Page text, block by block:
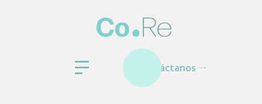
Contáctanos